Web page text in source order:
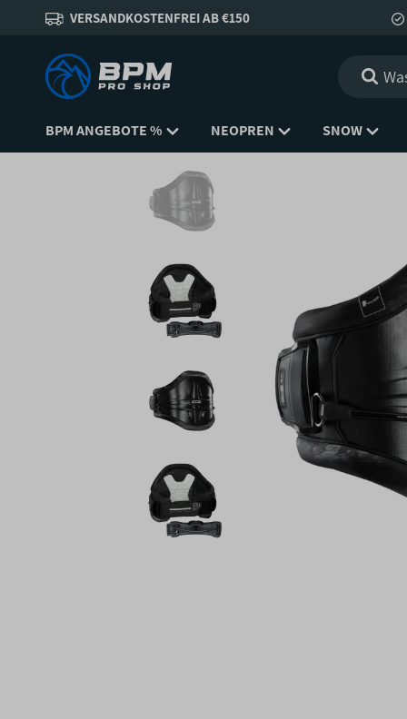
VERSANDKOSTENFREI AB €150
BPM ANGEBOTE % NEOPREN SNOW